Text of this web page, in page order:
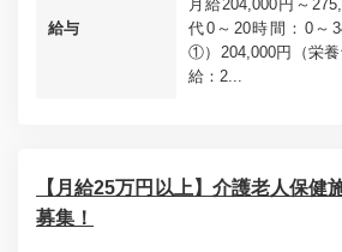
給与
月給204,000円～
代0～20時間：0～
①）204,000円（栄
給：2...
【月給25万円以上】介護老人保健
募集！